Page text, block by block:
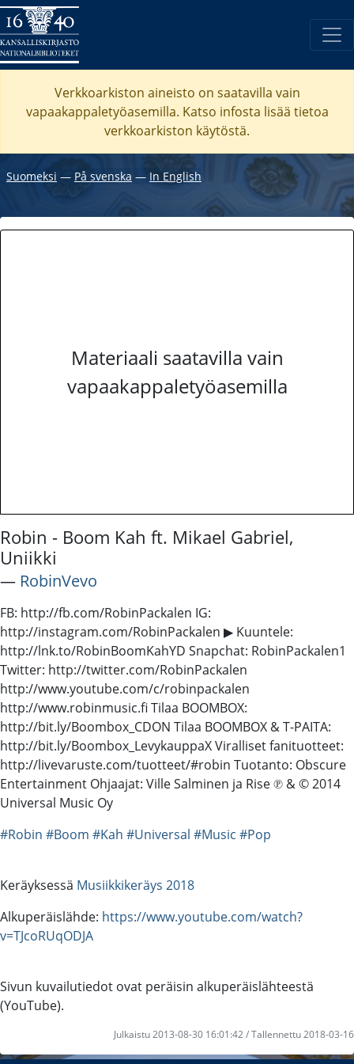
Verkkoarkiston aineisto on saatavilla vain
vapaakappaletyöasemilla. Katso infosta lisää tietoa
verkkoarkiston käytöstä.
Suomeksi ― På svenska ― In English
Materiaali saatavilla vain
vapaakappaletyöasemilla
Robin - Boom Kah ft. Mikael Gabriel,
Uniikki
― RobinVevo
FB: http://fb.com/RobinPackalen IG:
http://instagram.com/RobinPackalen ▶ Kuuntele:
http://lnk.to/RobinBoomKahYD Snapchat: RobinPackalen1
Twitter: http://twitter.com/RobinPackalen
http://www.youtube.com/c/robinpackalen
http://www.robinmusic.fi Tilaa BOOMBOX:
http://bit.ly/Boombox_CDON Tilaa BOOMBOX & T-PAITA:
http://bit.ly/Boombox_LevykauppaX Viralliset fanituotteet:
http://livevaruste.com/tuotteet/#robin Tuotanto: Obscure
Entertainment Ohjaajat: Ville Salminen ja Rise ℗ & © 2014
Universal Music Oy
#Robin #Boom #Kah #Universal #Music #Pop
Keräyksessä Musiikkikeräys 2018
Alkuperäislähde: https://www.youtube.com/watch?
v=TJcoRUqODJA
Sivun kuvailutiedot ovat peräisin alkuperäislähteestä
(YouTube).
Julkaistu 2013-08-30 16:01:42 / Tallennettu 2018-03-16